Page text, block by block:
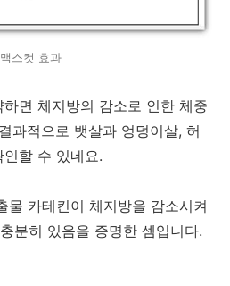
맥스컷 효과
면 체지방의 감소로 인한 체중
과적으로 뱃살과 엉덩이살, 허
할 수 있네요.
물 카테킨이 체지방을 감소시켜
분히 있음을 증명한 셈입니다.